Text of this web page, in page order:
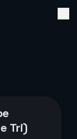
Tri)